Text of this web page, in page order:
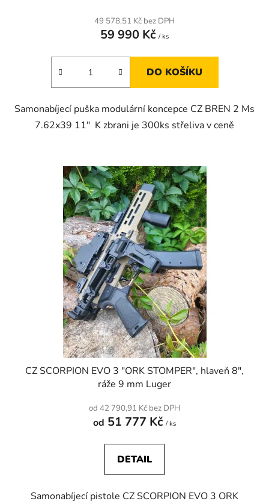
49 578,51 Kč bez DPH
59 990 Kč / ks
DO KOŠÍKU
Samonabíjecí puška modulární koncepce CZ BREN 2 Ms
7.62x39 11" K zbrani je 300ks střeliva v ceně
CZ SCORPION EVO 3 "ORK STOMPER", hlaveň 8",
ráže 9 mm Luger
od 42 790,91 Kč bez DPH
od 51 777 Kč / ks
DETAIL
Samonabíjecí pistole CZ SCORPION EVO 3 ORK